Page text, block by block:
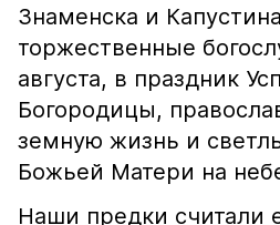
Знаменска и
торжественные
августа, в праздник
Богородицы,
земную жизнь и
Божьей Матери на
Наши предки считали